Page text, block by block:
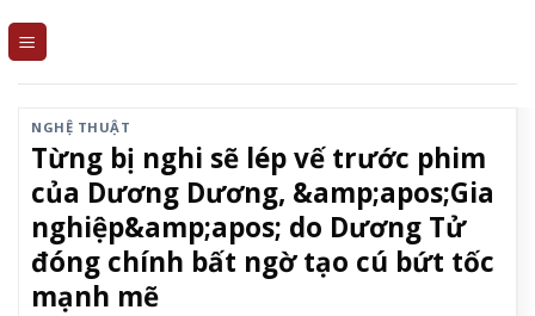
NGHỆ THUẬT
Từng bị nghi sẽ lép vế trước phim
của Dương Dương, &amp;apos;Gia
nghiệp&amp;apos; do Dương Tử
đóng chính bất ngờ tạo cú bứt tốc
mạnh mẽ